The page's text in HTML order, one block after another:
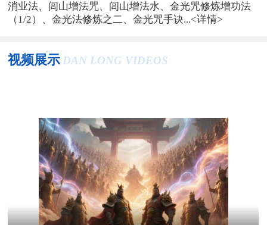
消业法、闾山增法咒、闾山增法水、金光咒修炼增功法
（1/2）、金光法修炼之二、金光咒手诀...<详情>
视频展示 DAN LONG VIDEOS